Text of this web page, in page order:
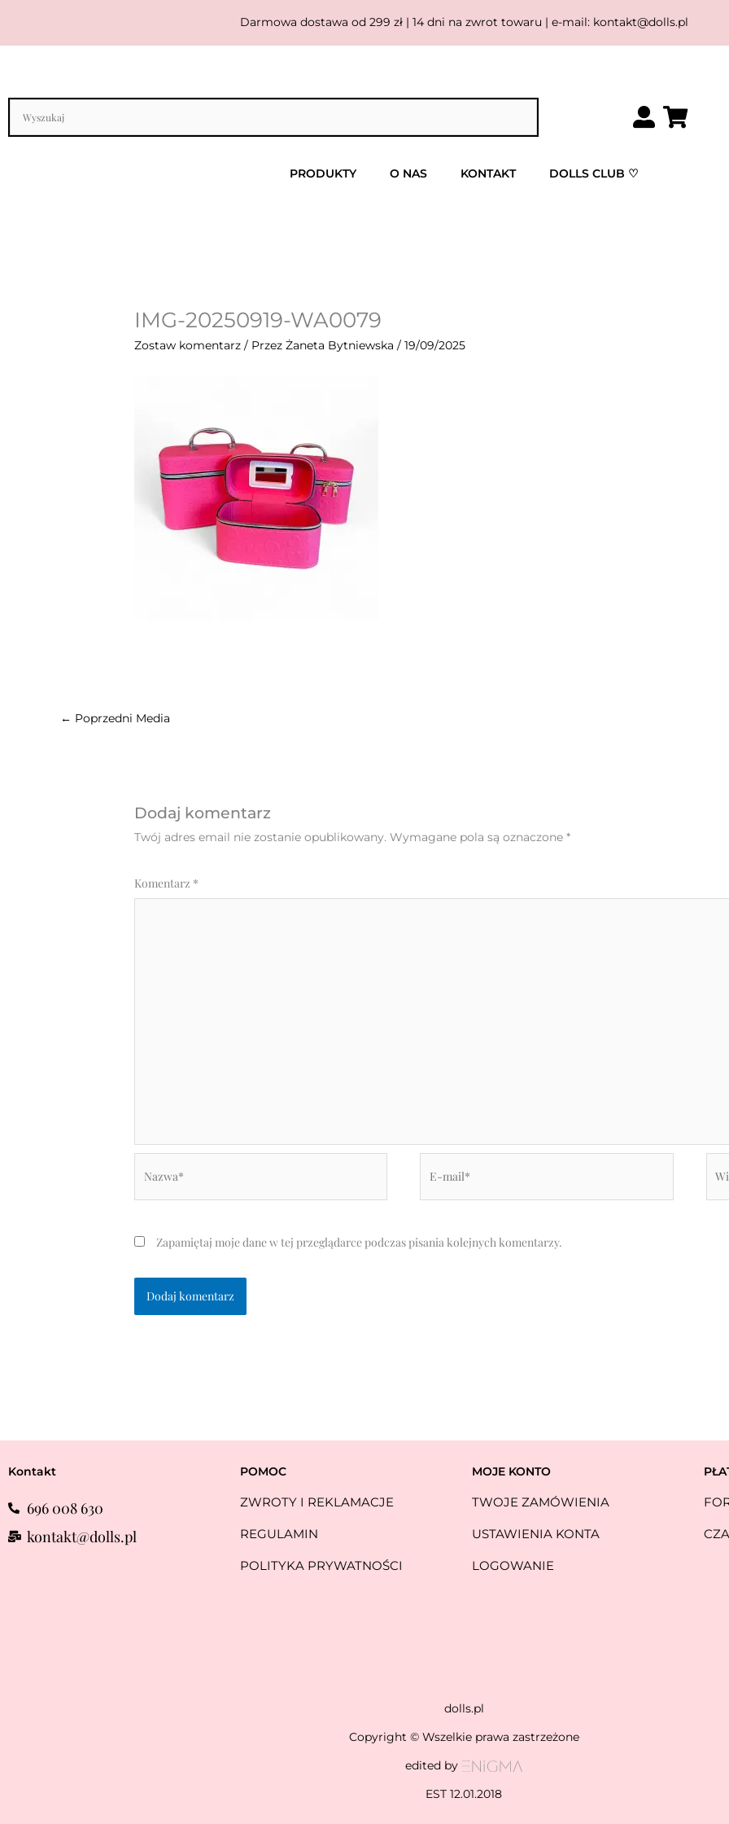
Darmowa dostawa od 299 zł | 14 dni na zwrot towaru | e-mail: kontakt@dolls.pl
PRODUKTY O NAS KONTAKT DOLLS CLUB ♡
IMG-20250919-WA0079
Zostaw komentarz / PrzezŻaneta Bytniewska/19/09/2025
← Poprzedni Media
Dodaj komentarz
Twój adres email nie zostanie opublikowany. Wymagane pola są oznaczone*
Komentarz *
Zapamiętaj moje dane w tej przeglądarce podczas pisania kolejnych komentarzy.
Kontakt
696 008 630
kontakt@dolls.pl
POMOC
ZWROTY I REKLAMACJE
REGULAMIN
POLITYKA PRYWATNOŚCI
MOJE KONTO
TWOJE ZAMÓWIENIA
USTAWIENIA KONTA
LOGOWANIE
dolls.pl
Copyright © Wszelkie prawa zastrzeżone
edited by
EST 12.01.2018